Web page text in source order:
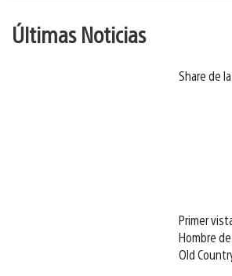
Últimas Noticias
Share de
Primer
Hombre
Old